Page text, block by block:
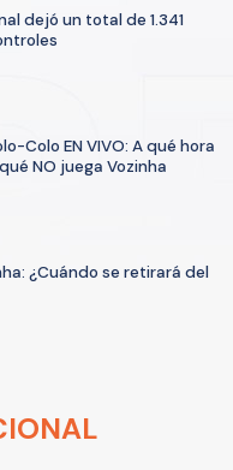
dejó un total de 1.341
Colo EN VIVO: A qué hora
NO juega Vozinha
¿Cuándo se retirará del